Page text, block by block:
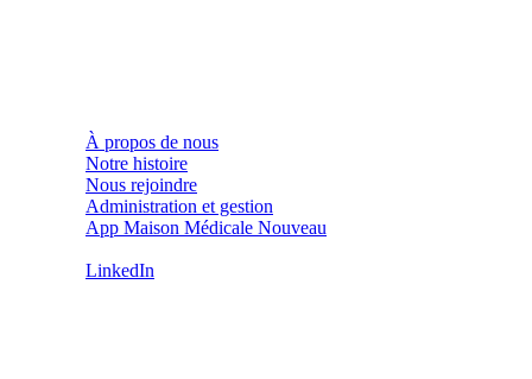
À propos de nous
Notre histoire
Nous rejoindre
Administration et gestion
App Maison Médicale Nouveau
LinkedIn